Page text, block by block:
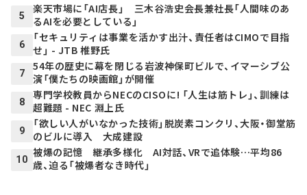
5
楽天市場に「AI店長」 三木谷浩史会長兼社長「人間味のあ
るAIを必要としている」
6
「セキュリティは事業を活かす出汁、責任者はCIMOで目指
せ」 - JTB 椎野氏
7
54年の歴史に幕を閉じる岩波神保町ビルで、イマーシブ公
演「僕たちの映画館」が開催
8
専門学校教員からNECのCISOに! 「人生は筋トレ」、訓練は
超難題 - NEC 淵上氏
9
「欲しい人がいなかった技術」脱炭素コンクリ、大阪・御堂筋
のビルに導入 大成建設
10
被爆の記憶 継承多様化 AI対話、VRで追体験…平均86
歳、迫る「被爆者なき時代」